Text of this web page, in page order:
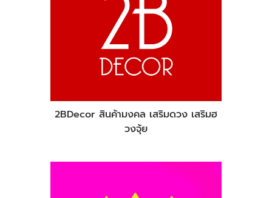
2BDecor สินค้ามงคล เสริมดวง เสริมฮ
วงจุ้ย